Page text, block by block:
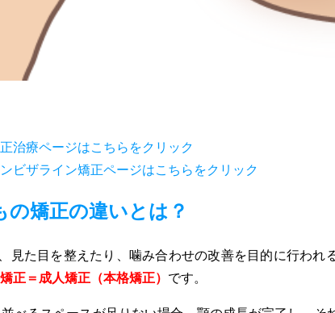
治療ページはこちらをクリック
ビザライン矯正ページはこちらをクリック
の矯正の違いとは？
見た目を整えたり、噛み合わせの改善を目的に行われ
正＝成人矯正（本格矯正） です。